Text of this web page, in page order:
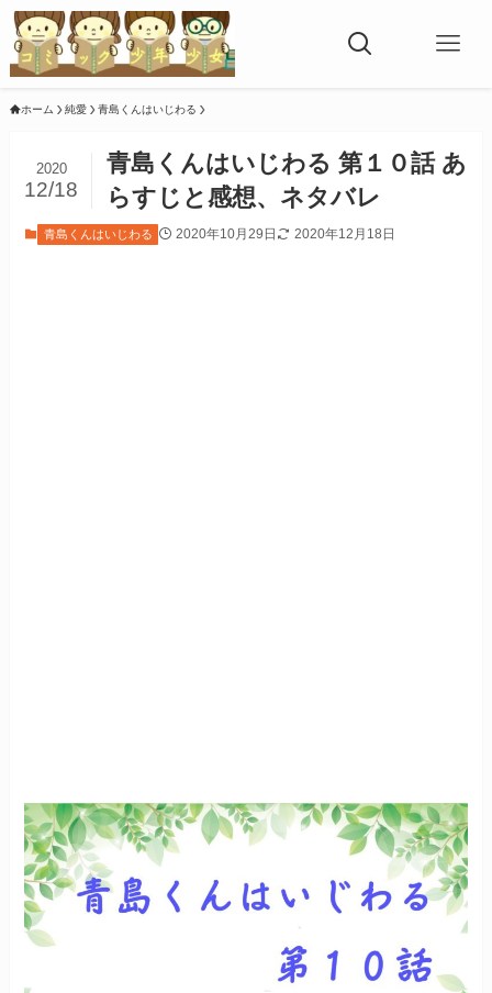
ホーム 純愛 青島くんはいじわる
青島くんはいじわる 第１０話 あ
らすじと感想、ネタバレ
2020
12/18
青島くんはいじわる 2020年10月29日 2020年12月18日